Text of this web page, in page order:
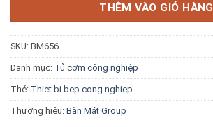
THÊM VÀO GIỎ HÀNG
SKU: BM656
Danh mục: Tủ cơm công nghiệp
Thẻ: Thiet bi bep cong nghiep
Thương hiệu: Bàn Mát Group